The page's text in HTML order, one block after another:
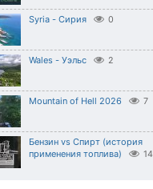
Syria - Сирия 0
Wales - Уэльс 2
Mountain of Hell 2026 7
Бензин vs Спирт (история
применения топлива)
14